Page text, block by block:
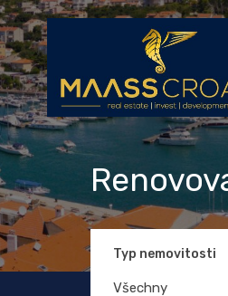
Typ nemovitosti
Všechny